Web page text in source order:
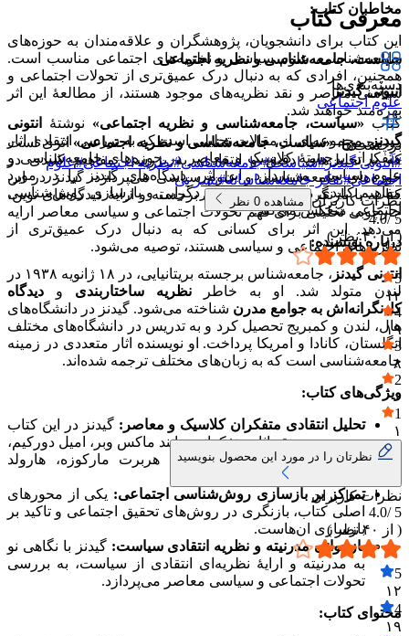
مخاطبان کتاب:
این کتاب برای دانشجویان، پژوهشگران و علاقه‌مندان به حوزه‌های
جامعه‌شناسی، علوم سیاسی و نظریه‌های اجتماعی مناسب است.
همچنین، افرادی که به دنبال درک عمیق‌تری از تحولات اجتماعی و
سیاسی معاصر و نقد نظریه‌های موجود هستند، از مطالعهٔ این اثر
بهره‌مند خواهند شد.​
در مجموع،«سیاست، جامعه‌شناسی و نظریه اجتماعی»اثری است
که با تحلیل‌های دقیق و انتقادی، به بررسی مفاهیم کلیدی در
حوزه‌های جامعه‌شناسی و علوم سیاسی می‌پردازد. گیدنز در این
کتاب، با بازنگری در اثار متفکران برجسته و ارایهٔ دیدگاه‌های نوین،
چارچوبی تحلیلی برای فهم تحولات اجتماعی و سیاسی معاصر ارایه
می‌دهد. این اثر برای کسانی که به دنبال درک عمیق‌تری از
نظریه‌های اجتماعی و سیاسی هستند، توصیه می‌شود.​
معرفی کتاب
سیاست، جامعه‌شناسی و نظریه اجتماعی
انتونی گیدنز
کتاب «سیاست، جامعه‌شناسی و نظریه اجتماعی» نوشتهٔ انتونی
گیدنز، مجموعه‌ای از مقالات تحلیلی است که به بررسی انتقادی اثار
متفکران برجستهٔ کلاسیک و معاصر در حوزه‌های جامعه‌شناسی و
علوم سیاسی می‌پردازد. این اثر، دیدگاه‌های گیدنز را در مورد
مفاهیم کلیدی مدرنیته، قدرت، فردگرایی و بازسازی روش‌شناسی
اجتماعی منعکس می‌کند.​
درباره نویسنده:
انتونی گیدنز
، جامعه‌شناس برجسته بریتانیایی، در ۱۸ ژانویه ۱۹۳۸ در
لندن متولد شد. او به خاطر نظریه ساختاربندی و دیدگاه
کل‌نگرانه‌اش به جوامع مدرن شناخته می‌شود. گیدنز در دانشگاه‌های
هال، لندن و کمبریج تحصیل کرد و به تدریس در دانشگاه‌های مختلف
انگلستان، کانادا و امریکا پرداخت. او نویسنده اثار متعددی در زمینه
جامعه‌شناسی است که به زبان‌های مختلف ترجمه شده‌اند.
ویژگی‌های کتاب:
تحلیل انتقادی متفکران کلاسیک و معاصر: گیدنز در این کتاب
به بررسی و نقد اثار متفکرانی مانند ماکس وبر، امیل دورکیم،
یورگن هابرماس، میشل فوکو، هربرت مارکوزه، هارولد
گارفینکل و کارل پوپر می‌پردازد.​
تمرکز بر بازسازی روش‌شناسی اجتماعی: یکی از محورهای
اصلی کتاب، بازنگری در روش‌های تحقیق اجتماعی و تاکید بر
بازسازی ان‌هاست.​
بازخوانی مدرنیته و نظریه انتقادی سیاست: گیدنز با نگاهی نو
به مدرنیته و ارایهٔ نظریه‌ای انتقادی از سیاست، به بررسی
تحولات اجتماعی و سیاسی معاصر می‌پردازد.​
محتوای کتاب:
دسته‌بندی‌ها
علوم اجتماعی
برچسب‌ها
#آنتونی گیدنز#سیاست#جامعه‌شناسی#نظریه اجتماعی#علوم
اجتماعی#تفکر جامعه‌شناسانه#نشر نی
نظرات کاربران مشاهده 0 نظر
5 /
4.0
( از ۴۰ نظر )
5
۱۲
4
۱۹
3
۸
2
۰
1
۱
نظرتان را در مورد این محصول بنویسید
نظرات کاربران
5 /
4.0
( از
۴۰ نظر )
5
۱۲
4
۱۹